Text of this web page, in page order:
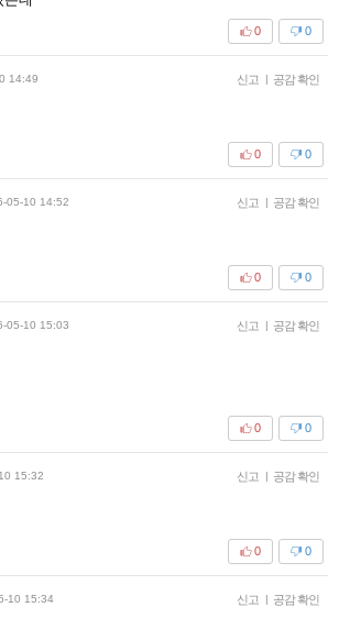
0
0
14:49 신고 | 공감 확인
0
0
05-10 14:52 신고 | 공감 확인
0
0
05-10 15:03 신고 | 공감 확인
0
0
15:32 신고 | 공감 확인
0
0
10 15:34 신고 | 공감 확인